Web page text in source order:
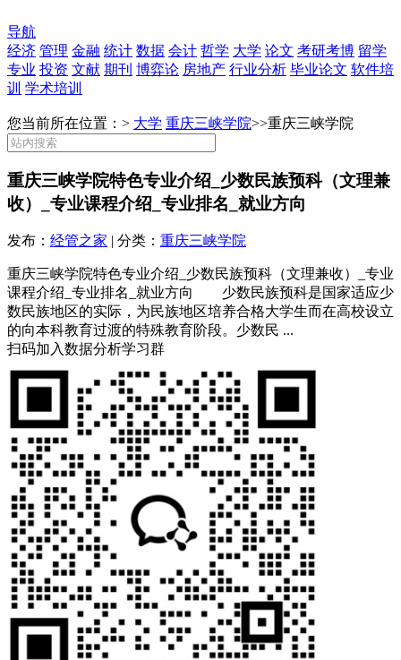
导航
经济 管理 金融 统计 数据 会计 哲学 大学 论文 考研考博 留学
专业 投资 文献 期刊 博弈论 房地产 行业分析 毕业论文 软件培
训 学术培训
您当前所在位置：> 大学 重庆三峡学院>>重庆三峡学院
重庆三峡学院特色专业介绍_少数民族预科（文理兼
收）_专业课程介绍_专业排名_就业方向
发布： 经管之家 | 分类： 重庆三峡学院
重庆三峡学院特色专业介绍_少数民族预科（文理兼收）_专业
课程介绍_专业排名_就业方向 少数民族预科是国家适应少
数民族地区的实际，为民族地区培养合格大学生而在高校设立
的向本科教育过渡的特殊教育阶段。少数民 ...
扫码加入数据分析学习群